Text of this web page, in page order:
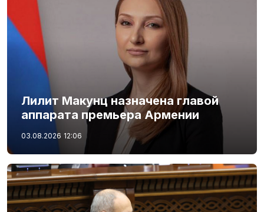
Лилит Макунц назначена главой
аппарата премьера Армении
03.08.2026 12:06